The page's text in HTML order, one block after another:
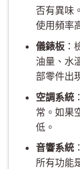
否有異味
使用頻率
儀錶板：
油量、水
部零件出
空調系統
常。如果
低。
音響系統
所有功能